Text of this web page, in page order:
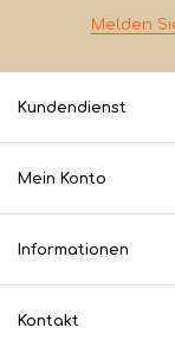
Melden
Kundendienst
Mein Konto
Informationen
Kontakt